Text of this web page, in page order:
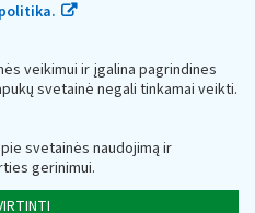
veikimui ir įgalina pagrindines
svetainė negali tinkamai veikti.
svetainės naudojimą ir
gerinimui.
ir saugomi Juridinių